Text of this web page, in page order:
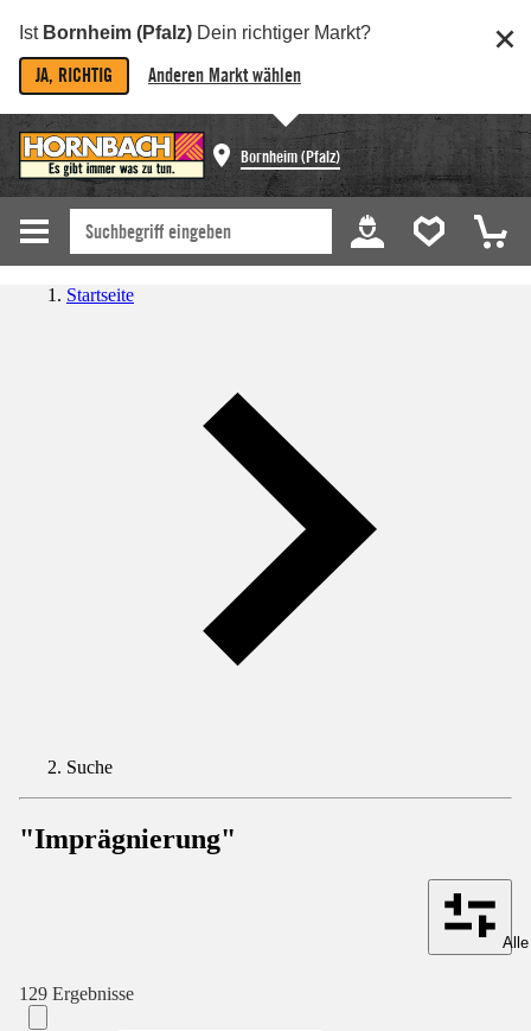
Ist Bornheim (Pfalz) Dein richtiger Markt?
JA, RICHTIG Anderen Markt wählen
Bornheim (Pfalz)
Startseite
Suche
"Imprägnierung"
129 Ergebnisse